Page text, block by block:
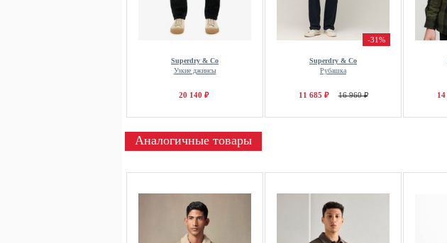
Superdry & Co
Узкие джинсы
20 140 ₽
-31%
Superdry & Co
Рубашка
11 685 ₽ 16 960 ₽
Аналогичные товары